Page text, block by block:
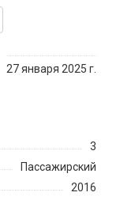
27 января 2025 г.
3
Пассажирский
2016